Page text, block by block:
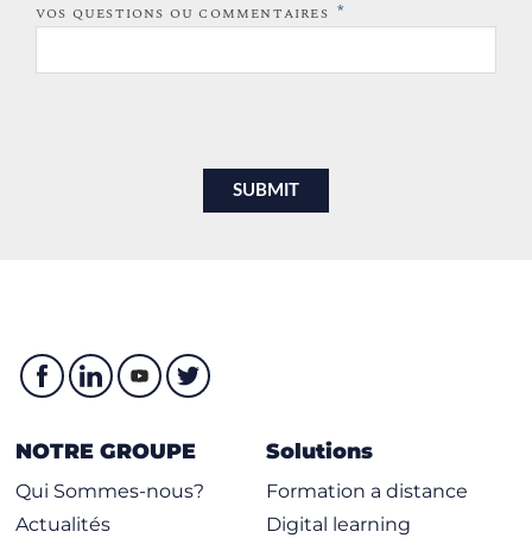
VOS QUESTIONS OU COMMENTAIRES *
NOTRE GROUPE
Qui Sommes-nous?
Actualités
Solutions
Formation a distance
Digital learning